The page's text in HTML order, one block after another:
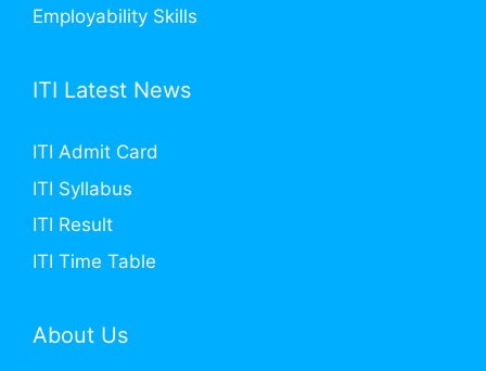
Employability Skills
ITI Latest News
ITI Admit Card
ITI Syllabus
ITI Result
ITI Time Table
About Us